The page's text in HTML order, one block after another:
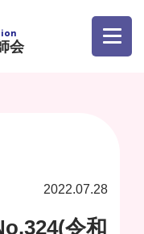
会
2022.07.28
令和